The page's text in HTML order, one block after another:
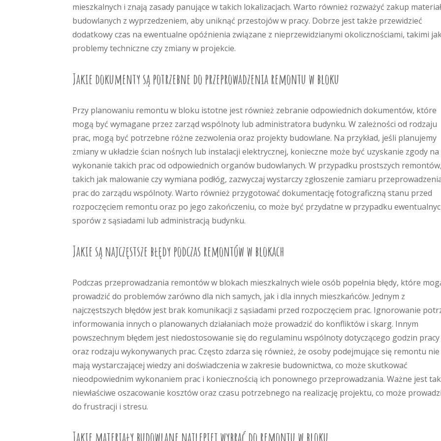
mieszkalnych i znają zasady panujące w takich lokalizacjach. Warto również rozważyć zakup
budowlanych z wyprzedzeniem, aby uniknąć przestojów w pracy. Dobrze jest także przewidzieć
dodatkowy czas na ewentualne opóźnienia związane z nieprzewidzianymi okolicznościami, takimi
problemy techniczne czy zmiany w projekcie.
Jakie dokumenty są potrzebne do przeprowadzenia remontu w bloku
Przy planowaniu remontu w bloku istotne jest również zebranie odpowiednich dokumentów, które
mogą być wymagane przez zarząd wspólnoty lub administratora budynku. W zależności od rodzaju
prac, mogą być potrzebne różne zezwolenia oraz projekty budowlane. Na przykład, jeśli planujemy
zmiany w układzie ścian nośnych lub instalacji elektrycznej, konieczne może być uzyskanie zgody na
wykonanie takich prac od odpowiednich organów budowlanych. W przypadku prostszych remontów,
takich jak malowanie czy wymiana podłóg, zazwyczaj wystarczy zgłoszenie zamiaru
prac do zarządu wspólnoty. Warto również przygotować dokumentację fotograficzną stanu przed
rozpoczęciem remontu oraz po jego zakończeniu, co może być przydatne w przypadku
sporów z sąsiadami lub administracją budynku.
Jakie są najczęstsze błędy podczas remontów w blokach
Podczas przeprowadzania remontów w blokach mieszkalnych wiele osób popełnia błędy, które
prowadzić do problemów zarówno dla nich samych, jak i dla innych mieszkańców. Jednym z
najczęstszych błędów jest brak komunikacji z sąsiadami przed rozpoczęciem prac. Ignorowanie
informowania innych o planowanych działaniach może prowadzić do konfliktów i skarg. Innym
powszechnym błędem jest niedostosowanie się do regulaminu wspólnoty dotyczącego godzin pracy
oraz rodzaju wykonywanych prac. Często zdarza się również, że osoby podejmujące się remontu nie
mają wystarczającej wiedzy ani doświadczenia w zakresie budownictwa, co może skutkować
nieodpowiednim wykonaniem prac i koniecznością ich ponownego przeprowadzania. Ważne jest
niewłaściwe oszacowanie kosztów oraz czasu potrzebnego na realizację projektu, co może
do frustracji i stresu.
Jakie materiały budowlane najlepiej wybrać do remontu w bloku